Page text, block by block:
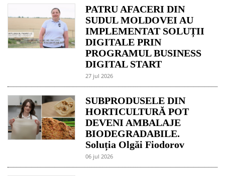
PATRU AFACERI DIN
SUDUL MOLDOVEI AU
IMPLEMENTAT SOLUȚII
DIGITALE PRIN
PROGRAMUL BUSINESS
DIGITAL START
27 jul 2026
SUBPRODUSELE DIN
HORTICULTURĂ POT
DEVENI AMBALAJE
BIODEGRADABILE.
Soluția Olgăi Fiodorov
06 jul 2026